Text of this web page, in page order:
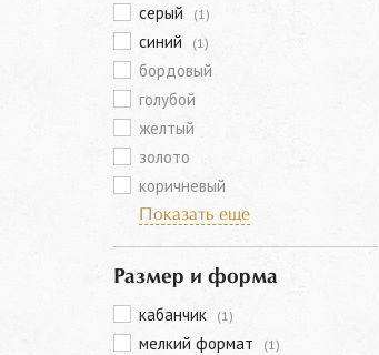
серый (1)
синий (1)
бордовый
голубой
желтый
золото
коричневый
Показать еще
Размер и форма
кабанчик (1)
мелкий формат (1)